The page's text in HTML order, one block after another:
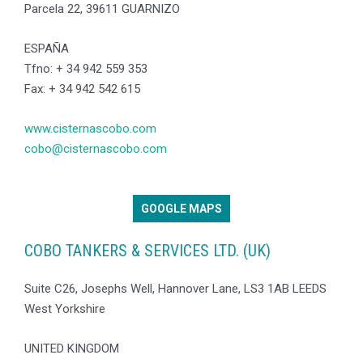
Parcela 22, 39611 GUARNIZO
ESPAÑA
Tfno: + 34 942 559 353
Fax: + 34 942 542 615
www.cisternascobo.com
cobo@cisternascobo.com
GOOGLE MAPS
COBO TANKERS & SERVICES LTD. (UK)
Suite C26, Josephs Well, Hannover Lane, LS3 1AB LEEDS
West Yorkshire
UNITED KINGDOM